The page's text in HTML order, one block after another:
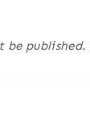
be published.